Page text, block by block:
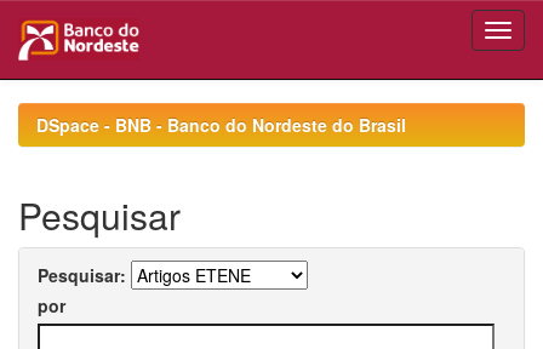
navigationDSpace - BNB - Banco do Nordeste do Brasil
Pesquisar
Pesquisar:
por